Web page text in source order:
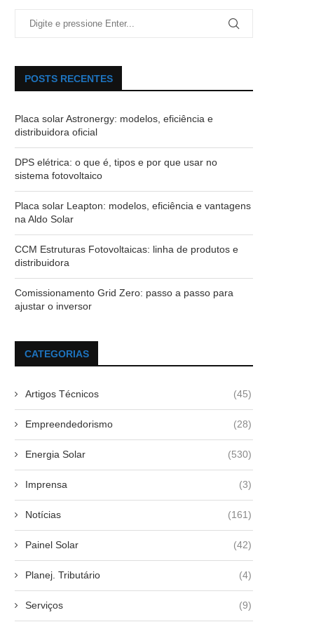
POSTS RECENTES
Placa solar Astronergy: modelos, eficiência e
distribuidora oficial
DPS elétrica: o que é, tipos e por que usar no
sistema fotovoltaico
Placa solar Leapton: modelos, eficiência e vantagens
na Aldo Solar
CCM Estruturas Fotovoltaicas: linha de produtos e
distribuidora
Comissionamento Grid Zero: passo a passo para
ajustar o inversor
CATEGORIAS
Artigos Técnicos (45)
Empreendedorismo (28)
Energia Solar (530)
Imprensa (3)
Notícias (161)
Painel Solar (42)
Planej. Tributário (4)
Serviços (9)